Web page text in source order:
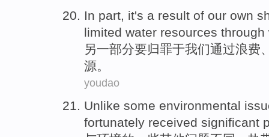
In part, it's a result of our own
limited water resources through
另一部分要归罪于我们通过浪费
源。
youdao
Unlike some environmental
fortunately received significant